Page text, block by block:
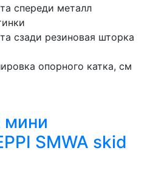
спереди металл
сзади резиновая шторка
опорного катка, см
мини
SMWA skid